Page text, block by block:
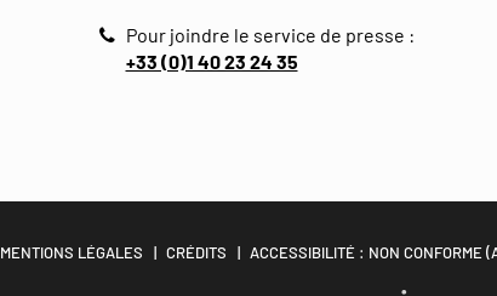
Pour joindre le service de presse :
+33 (0)1 40 23 24 35
MENTIONS LÉGALES CRÉDITS ACCESSIBILITÉ : NON CONFORME